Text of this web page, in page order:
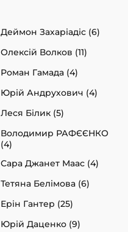
Деймон Захаріадіс (6)
Олексій Волков (11)
Роман Гамада (4)
Юрій Андрухович (4)
Леся Білик (5)
Володимир РАФЄЄНКО
(4)
Сара Джанет Маас (4)
Тетяна Белімова (6)
Ерін Гантер (25)
Юрій Даценко (9)